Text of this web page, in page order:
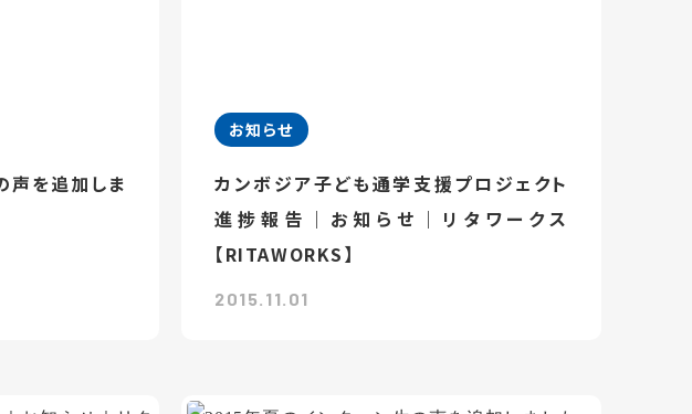
声を追加しま
お知らせ
カンボジア子ども通学支援プロジェクト
進捗報告｜お知らせ｜リタワークス
【RITAWORKS】
2015.11.01